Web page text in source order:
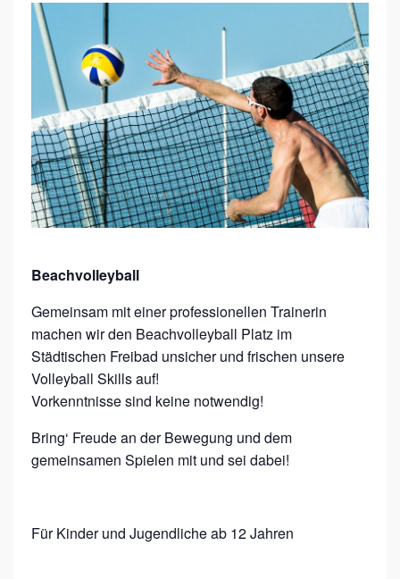
S
O
M
M
E
R
-
S
P
R
T
E
R
L
B
N
S
Beachvolleyball
Gemeinsam mit einer professionellen Trainerin
machen wir den Beachvolleyball Platz im
Städtischen Freibad unsicher und frischen unsere
Volleyball Skills auf!
Vorkenntnisse sind keine notwendig!
Bring‘ Freude an der Bewegung und dem
gemeinsamen Spielen mit und sei dabei!
Für Kinder und Jugendliche ab 12 Jahren